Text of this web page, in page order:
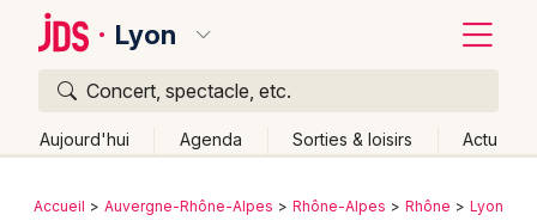
Lyon
Concert, spectacle, etc.
Aujourd'hui Agenda Sorties & loisirs Actu
Publier un événement
Retour
Accueil Auvergne-Rhône-Alpes Rhône-Alpes Rhône Lyon
Quoi ?
Où ?